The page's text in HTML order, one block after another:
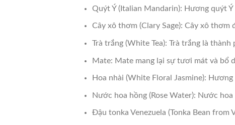
Quýt Ý (Italian Mandarin): Hương quýt
Cây xô thơm (Clary Sage): Cây xô
Trà trắng (White Tea): Trà trắng là
Mate: Mate mang lại sự tươi mát và bổ
Hoa nhài (White Floral Jasmine):
Nước hoa hồng (Rose Water): Nước
Đậu tonka Venezuela (Tonka Bean from